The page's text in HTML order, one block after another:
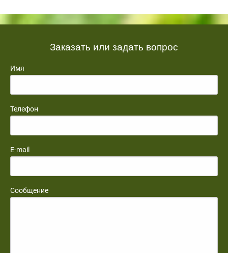
Заказать или задать вопрос
Имя
Телефон
E-mail
Сообщение